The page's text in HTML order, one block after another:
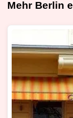
Mehr Berlin